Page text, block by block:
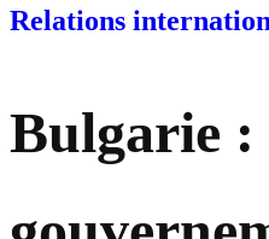
Relations
Bulgarie :